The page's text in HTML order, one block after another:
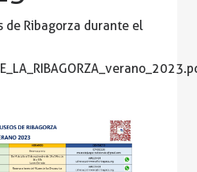
de Ribagorza durante el